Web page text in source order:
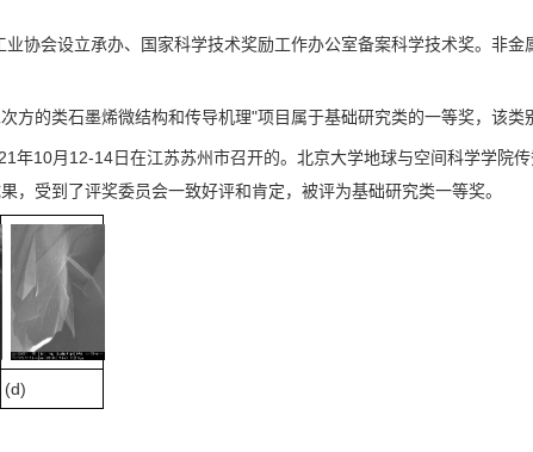
业协会设立承办、国家科学技术奖励工作办公室备案科学技术奖。非
方的类石墨烯微结构和传导机理"项目属于基础研究类的一等奖，该类
年10月12-14日在江苏苏州市召开的。北京大学地球与空间科学学院
，受到了评奖委员会一致好评和肯定，被评为基础研究类一等奖。
(d)